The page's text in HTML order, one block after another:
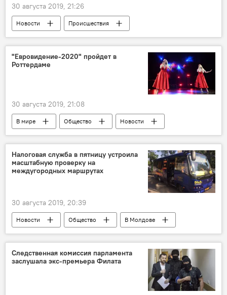
30 августа 2019, 21:26
Новости
Происшествия
В Молдове
"Евровидение-2020" пройдет в
Роттердаме
30 августа 2019, 21:08
В мире Общество
Новости
Евровидение
Налоговая служба в пятницу устроила
масштабную проверку на
междугородных маршрутах
30 августа 2019, 20:39
Новости Общество
В Молдове
перевозки
Следственная комиссия парламента
заслушала экс-премьера Филата